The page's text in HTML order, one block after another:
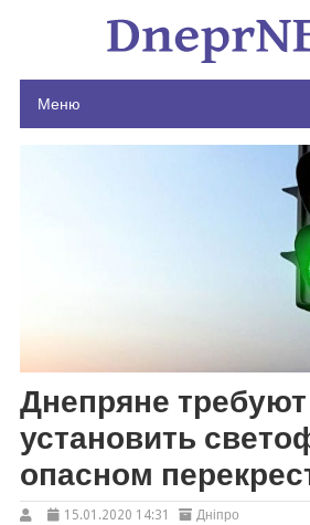
Меню
Днепряне требуют
установить
опасном
15.01.2020 14:31 Дніпро